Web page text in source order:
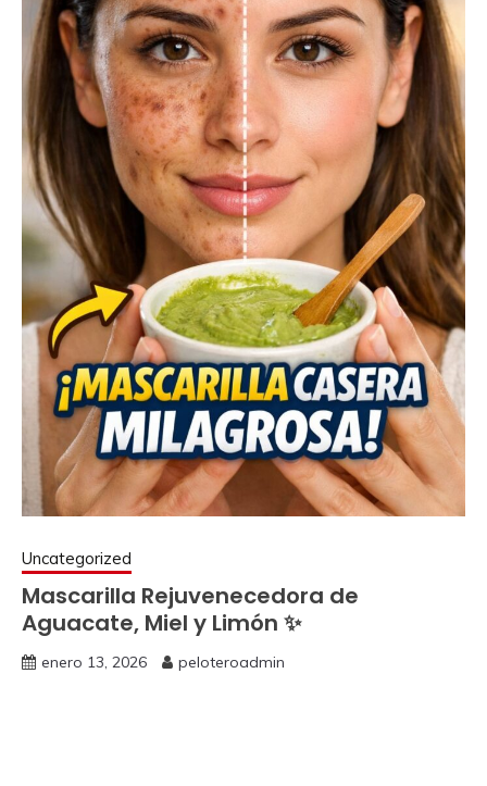
Uncategorized
Mascarilla Rejuvenecedora de
Aguacate, Miel y Limón ✨
enero 13, 2026 peloteroadmin